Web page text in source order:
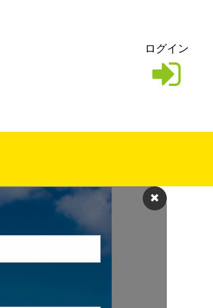
ログイン